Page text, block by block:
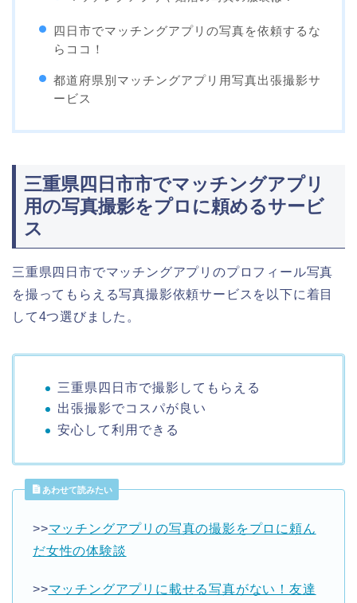
四日市でマッチングアプリの写真を依頼するな
らココ！
都道府県別マッチングアプリ用写真出張撮影サ
ービス
三重県四日市市でマッチングアプリ
用の写真撮影をプロに頼めるサービ
ス
三重県四日市でマッチングアプリのプロフィール写真
を撮ってもらえる写真撮影依頼サービスを以下に着目
して4つ選びました。
三重県四日市で撮影してもらえる
出張撮影でコスパが良い
安心して利用できる
あわせて読みたい
>>マッチングアプリの写真の撮影をプロに頼ん
だ女性の体験談
>>マッチングアプリに載せる写真がない！友達